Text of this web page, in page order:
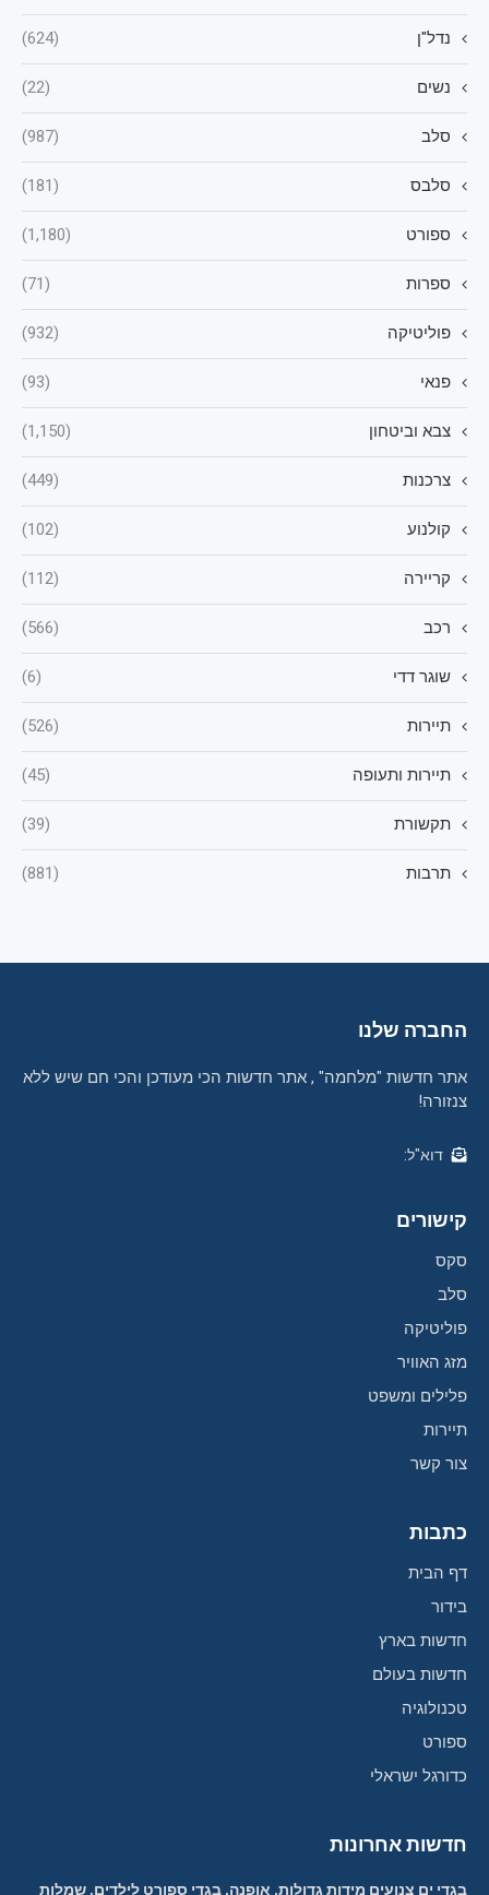
נדל"ן (624)
נשים (22)
סלב (987)
סלבס (181)
ספורט (1,180)
ספרות (71)
פוליטיקה (932)
פנאי (93)
צבא וביטחון (1,150)
צרכנות (449)
קולנוע (102)
קריירה (112)
רכב (566)
שוגר דדי (6)
תיירות (526)
תיירות ותעופה (45)
תקשורת (39)
תרבות (881)
החברה שלנו
אתר חדשות "מלחמה" , אתר חדשות הכי מעודכן והכי חם שיש ללא
צנזורה!
דוא"ל:
קישורים
סקס
סלב
פוליטיקה
מזג האוויר
פלילים ומשפט
תיירות
צור קשר
כתבות
דף הבית
בידור
חדשות בארץ
חדשות בעולם
טכנולוגיה
ספורט
כדורגל ישראלי
חדשות אחרונות
בגדי ים צנועים מידות גדולות, אופנה, בגדי ספורט לילדים, שמלות